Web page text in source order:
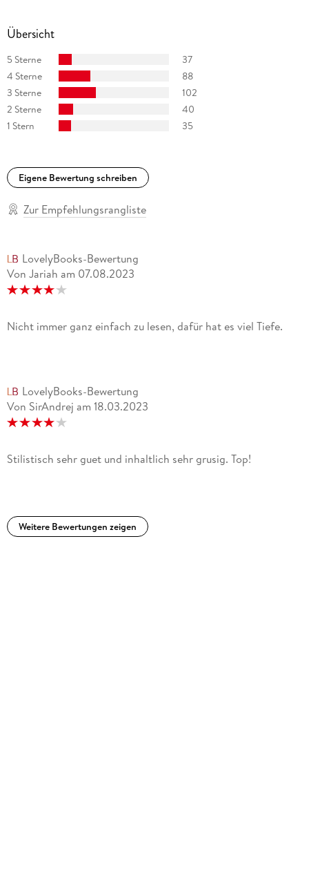
Übersicht
5 Sterne
37
4 Sterne
88
3 Sterne
102
2 Sterne
40
1 Stern
35
Eigene Bewertung schreiben
Zur Empfehlungsrangliste
LovelyBooks-Bewertung
Von Jariah am 07.08.2023
Nicht immer ganz einfach zu lesen, dafür hat es viel Tiefe.
LovelyBooks-Bewertung
Von SirAndrej am 18.03.2023
Stilistisch sehr guet und inhaltlich sehr grusig. Top!
Weitere Bewertungen zeigen